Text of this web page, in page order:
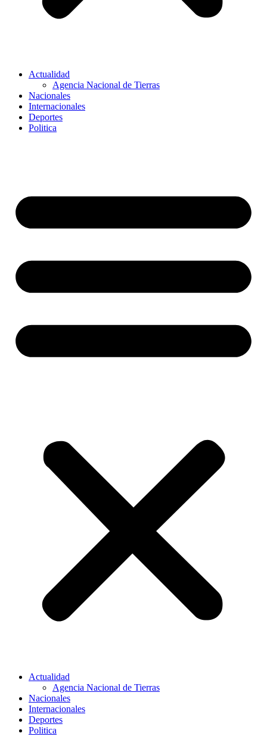
Actualidad
Agencia Nacional de Tierras
Nacionales
Internacionales
Deportes
Politica
Actualidad
Agencia Nacional de Tierras
Nacionales
Internacionales
Deportes
Politica